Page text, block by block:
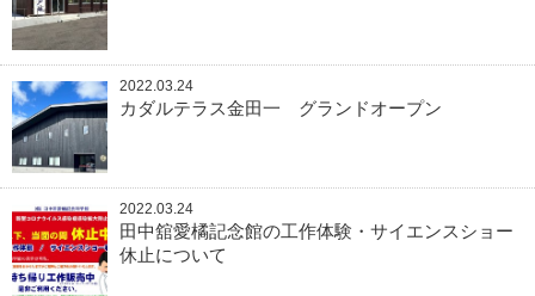
2022.03.24
カダルテラス金田一 グランドオープン
2022.03.24
田中舘愛橘記念館の工作体験・サイエンスショー
休止について